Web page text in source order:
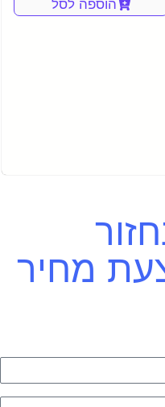
הוספה לסל
מחיר